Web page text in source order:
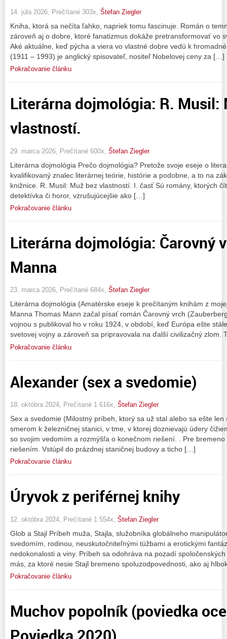
14. júla 2026, Prečítané 303x, Štefan Ziegler
Kniha, ktorá sa nečíta ľahko, napriek tomu fascinuje. Román o
zároveň aj o dobre, ktoré fanatizmus dokáže pretransformovať vo
Aké aktuálne, keď pýcha a viera vo vlastné dobre vedú k
(1911 – 1993) je anglický spisovateľ, nositeľ Nobelovej ceny za […]
Pokračovanie článku
Literárna dojmológia: R. Musil:
vlastností.
29. marca 2026, Prečítané 600x, Štefan Ziegler
Literárna dojmológia Prečo dojmológia? Pretože svoje eseje o
kvalifikovaný znalec literárnej teórie, histórie a podobne, a to na
knižnice. R. Musil: Muž bez vlastností. I. časť Sú romány, ktorých
detektívka či horor, vzrušujúcejšie ako […]
Pokračovanie článku
Literárna dojmológia: Čarovný
Manna
23. marca 2026, Prečítané 684x, Štefan Ziegler
Literárna dojmológia (Amatérske eseje k prečítaným knihám z
Manna Thomas Mann začal písať román Čarovný vrch
vojnou s publikoval ho v roku 1924, v období, keď Európa ešte
svetovej vojny a zároveň sa pripravovala na ďalší civilizačný zlom.
Pokračovanie článku
Alexander (sex a svedomie)
18. októbra 2024, Prečítané 1 616x, Štefan Ziegler
Sex a svedomie (Milostný príbeh, ktorý sa už stal alebo sa ešte
smerom k železničnej stanici, v tme, v ktorej doznievajú údery
so svojim vedomím a rozmýšľa o konečnom riešení. . Pre
riešením. Vstúpil do prázdnej staničnej budovy a ticho […]
Pokračovanie článku
Úryvok z periférnej knihy
12. októbra 2024, Prečítané 1 554x, Štefan Ziegler
Glob a Stajl Príbeh muža, Stajla, služobníka globálneho
svedomím, rodinou, neuskutočniteľnými túžbami a erotickými
nedokonalosti a viny. Príbeh sa odohráva na pozadí
más, za ktoré nesie Stajl bremeno spoluzodpovednosti, ako aj
Pokračovanie článku
Muchov popolník (poviedka